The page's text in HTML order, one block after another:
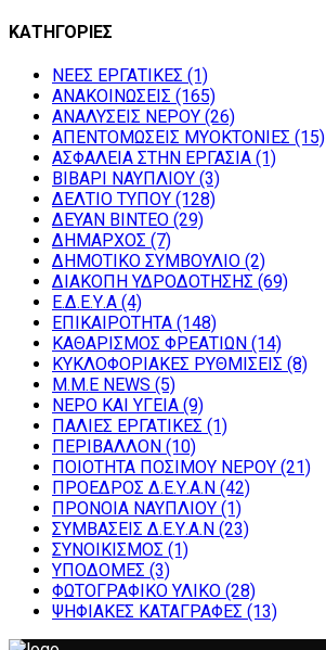
ΚΑΤΗΓΟΡΙΕΣ
NEEΣ ΕΡΓΑΤΙΚΕΣ (1)
ΑΝΑΚΟΙΝΩΣΕΙΣ (165)
ΑΝΑΛΥΣΕΙΣ ΝΕΡΟΥ (26)
ΑΠΕΝΤΟΜΩΣΕΙΣ ΜΥΟΚΤΟΝΙΕΣ (15)
ΑΣΦΑΛΕΙΑ ΣΤΗΝ ΕΡΓΑΣΙΑ (1)
ΒΙΒΑΡΙ ΝΑΥΠΛΙΟΥ (3)
ΔΕΛΤΙΟ ΤΥΠΟΥ (128)
ΔΕΥΑΝ ΒΙΝΤΕΟ (29)
ΔΗΜΑΡΧΟΣ (7)
ΔΗΜΟΤΙΚΟ ΣΥΜΒΟΥΛΙΟ (2)
ΔΙΑΚΟΠΗ ΥΔΡΟΔΟΤΗΣΗΣ (69)
Ε.Δ.Ε.Υ.Α (4)
ΕΠΙΚΑΙΡΟΤΗΤΑ (148)
ΚΑΘΑΡΙΣΜΟΣ ΦΡΕΑΤΙΩΝ (14)
ΚΥΚΛΟΦΟΡΙΑΚΕΣ ΡΥΘΜΙΣΕΙΣ (8)
Μ.Μ.Ε NEWS (5)
ΝΕΡΟ ΚΑΙ ΥΓΕΙΑ (9)
ΠΑΛΙΕΣ ΕΡΓΑΤΙΚΕΣ (1)
ΠΕΡΙΒΑΛΛΟΝ (10)
ΠΟΙΟΤΗΤΑ ΠΟΣΙΜΟΥ ΝΕΡΟΥ (21)
ΠΡΟΕΔΡΟΣ Δ.Ε.Υ.Α.Ν (42)
ΠΡΟΝΟΙΑ ΝΑΥΠΛΙΟΥ (1)
ΣΥΜΒΑΣΕΙΣ Δ.Ε.Υ.Α.Ν (23)
ΣΥΝΟΙΚΙΣΜΟΣ (1)
ΥΠΟΔΟΜΕΣ (3)
ΦΩΤΟΓΡΑΦΙΚΟ ΥΛΙΚΟ (28)
ΨΗΦΙΑΚΕΣ ΚΑΤΑΓΡΑΦΕΣ (13)